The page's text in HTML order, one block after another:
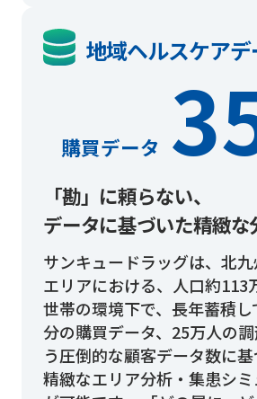
地域ヘルスケア
購買データ
「勘」に頼らない、
データに基づいた精緻な
サンキュードラッグは、北
エリアにおける、人口約113
世帯の環境下で、長年蓄積し
分の購買データ、25万人の
う圧倒的な顧客データ数に
精緻なエリア分析・集患シ